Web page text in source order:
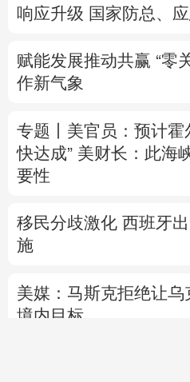
响应升级 国家防总、
赋能发展推动共赢 “零
作新气象
专题丨 美官员：预计霍
快达成” 美财长：此海
要性
移民分歧激化 西班牙
施
美媒：马斯克拒绝让乌
境内目标